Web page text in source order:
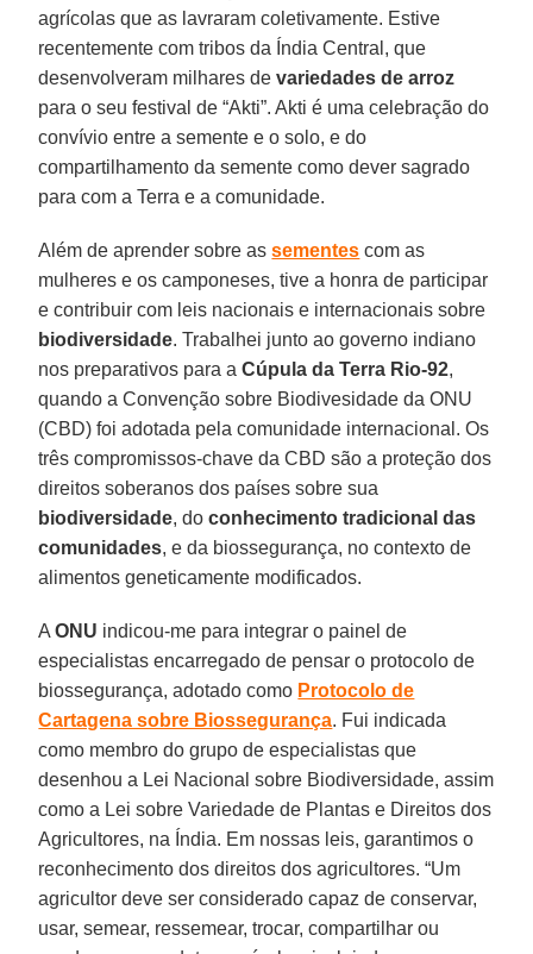
agrícolas que as lavraram coletivamente. Estive
recentemente com tribos da Índia Central, que
desenvolveram milhares devariedades de arroz
para o seu festival de “Akti”. Akti é uma celebração do
convívio entre a semente e o solo, e do
compartilhamento da semente como dever sagrado
para com a Terra e a comunidade.
Além de aprender sobre assementes com as
mulheres e os camponeses, tive a honra de participar
e contribuir com leis nacionais e internacionais sobre
biodiversidade. Trabalhei junto ao governo indiano
nos preparativos para aCúpula da Terra Rio-92,
quando a Convenção sobre Biodivesidade da ONU
(CBD) foi adotada pela comunidade internacional. Os
três compromissos-chave da CBD são a proteção dos
direitos soberanos dos países sobre sua
biodiversidade, doconhecimento tradicional das
comunidades, e da biossegurança, no contexto de
alimentos geneticamente modificados.
AONU indicou-me para integrar o painel de
especialistas encarregado de pensar o protocolo de
biossegurança, adotado como Protocolo de
Cartagena sobre Biossegurança. Fui indicada
como membro do grupo de especialistas que
desenhou a Lei Nacional sobre Biodiversidade, assim
como a Lei sobre Variedade de Plantas e Direitos dos
Agricultores, na Índia. Em nossas leis, garantimos o
reconhecimento dos direitos dos agricultores. “Um
agricultor deve ser considerado capaz de conservar,
usar, semear, ressemear, trocar, compartilhar ou